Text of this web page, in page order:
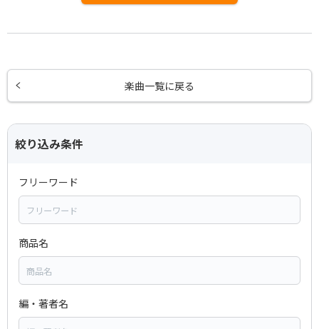
楽曲一覧に戻る
絞り込み条件
フリーワード
商品名
編・著者名